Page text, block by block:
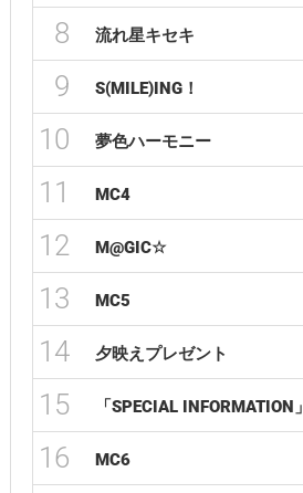
8 流れ星キセキ
9 S(MILE)ING！
10 夢色ハーモニー
11 MC4
12 M@GIC☆
13 MC5
14 夕映えプレゼント
15 「SPECIAL INFORMATION」
16 MC6